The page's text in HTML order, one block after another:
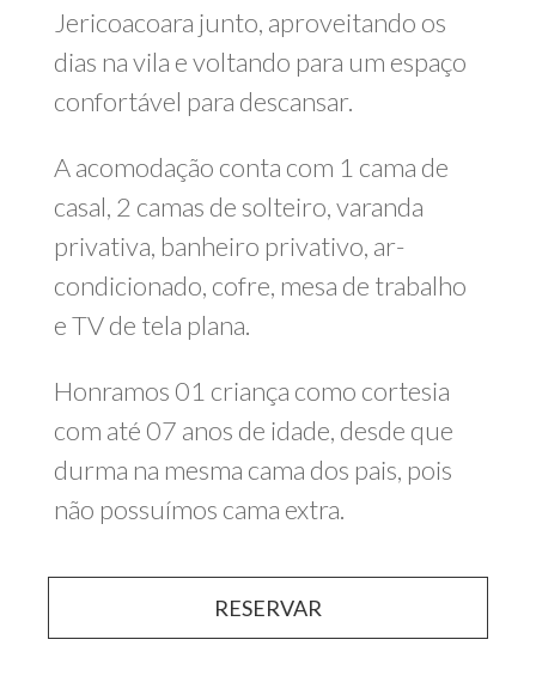
Jericoacoara junto, aproveitando os
dias na vila e voltando para um espaço
confortável para descansar.
A acomodação conta com 1 cama de
casal, 2 camas de solteiro, varanda
privativa, banheiro privativo, ar-
condicionado, cofre, mesa de trabalho
e TV de tela plana.
Honramos 01 criança como cortesia
com até 07 anos de idade, desde que
durma na mesma cama dos pais, pois
não possuímos cama extra.
RESERVAR